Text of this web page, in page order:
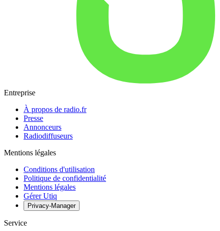
Entreprise
À propos de radio.fr
Presse
Annonceurs
Radiodiffuseurs
Mentions légales
Conditions d'utilisation
Politique de confidentialité
Mentions légales
Gérer Utiq
Privacy-Manager
Service